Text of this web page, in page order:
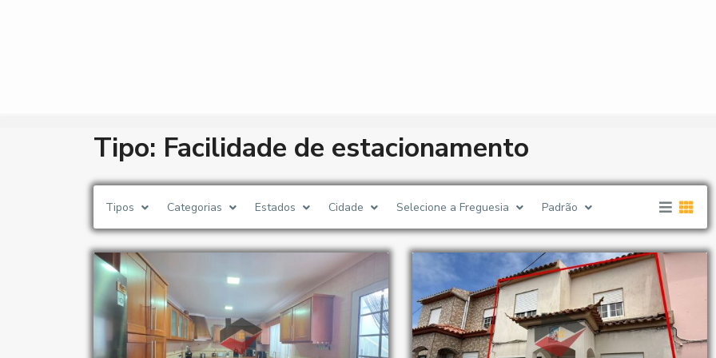
Tipo: Facilidade de estacionamento
Tipos Categorias Estados Cidade Selecione a Freguesia Padrão